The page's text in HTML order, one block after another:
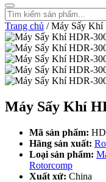
Trang chủ /Máy Sấy Khí
Máy Sấy Khí
Mã sản phẩm:
Hãng sản xuất:
Loại sản phẩm:
Rotorcomp
Xuất xứ: China